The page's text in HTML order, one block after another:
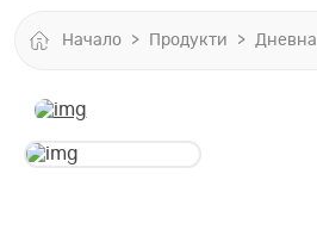
Начало Продукти Дневна